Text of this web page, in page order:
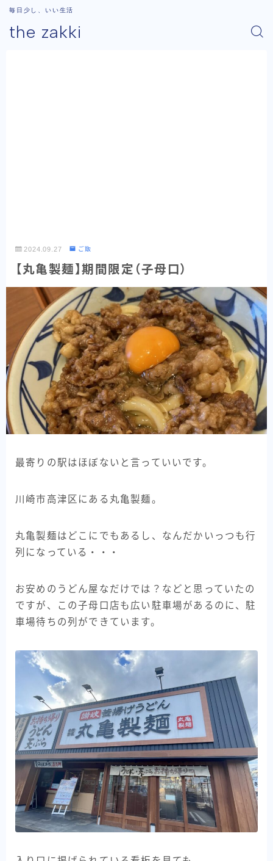
the zakki
毎日少し、いい生活
2024.09.27 ご飯
【丸亀製麺】期間限定（子母口）
最寄りの駅はほぼないと言っていいです。
川崎市高津区にある丸亀製麺。
丸亀製麺はどこにでもあるし、なんだかいっつも行
列になっている・・・
お安めのうどん屋なだけでは？などと思っていたの
ですが、この子母口店も広い駐車場があるのに、駐
車場待ちの列ができています。